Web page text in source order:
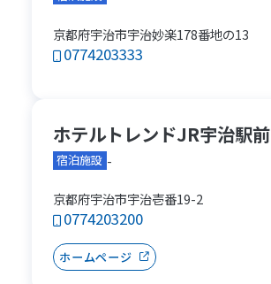
京都府宇治市宇治妙楽178番地の13
0774203333
ホテルトレンドJR宇治駅前
宿泊施設 -
京都府宇治市宇治壱番19-2
0774203200
ホームページ